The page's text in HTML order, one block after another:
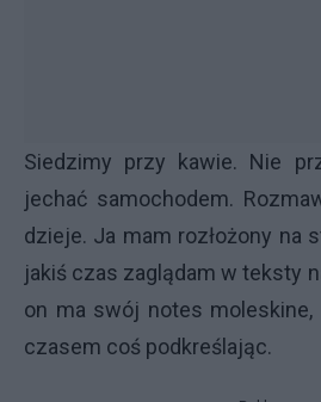
Siedzimy przy kawie. Nie
jechać samochodem.
dzieje. Ja mam rozłożony na
jakiś czas zaglądam w teksty
on ma swój notes moleskine,
czasem coś podkreślając.